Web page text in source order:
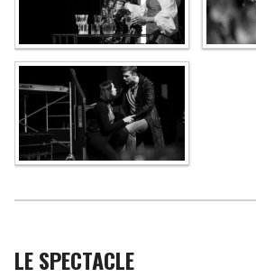
LE SPECTACLE